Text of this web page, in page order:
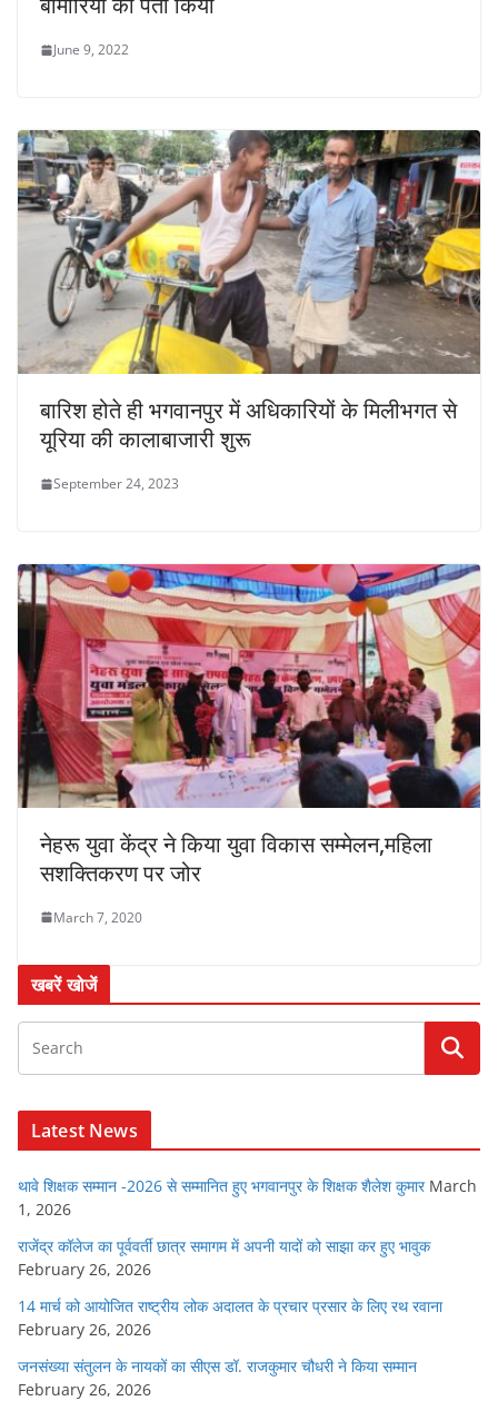
June 9, 2022
बारिश होते ही भगवानपुर में अधिकारियों के मिलीभगत से
यूरिया की कालाबाजारी शुरू
September 24, 2023
नेहरू युवा केंद्र ने किया युवा विकास सम्मेलन,महिला
सशक्तिकरण पर जोर
March 7, 2020
खबरें खोजें
Latest News
थावे शिक्षक सम्मान -2026 से सम्मानित हुए भगवानपुर के शिक्षक शैलेश कुमार March
1, 2026
राजेंद्र कॉलेज का पूर्ववर्ती छात्र समागम में अपनी यादों को साझा कर हुए भावुक
February 26, 2026
14 मार्च को आयोजित राष्ट्रीय लोक अदालत के प्रचार प्रसार के लिए रथ रवाना
February 26, 2026
जनसंख्या संतुलन के नायकों का सीएस डॉ. राजकुमार चौधरी ने किया सम्मान
February 26, 2026